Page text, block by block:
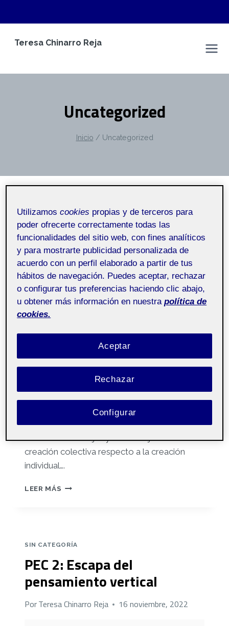
Teresa Chinarro Reja
Uncategorized
Inicio / Uncategorized
SIN CATEGORÍA|CONTENIDO AUTO GENERADO
Reto 4: ¡ Escapa del aula!
PorTeresa Chinarro Reja 27 diciembre, 2022
Técnicas de
creatividad e
Pública
riñonera y la valoración final.
Reflexión individual de 10 líneas sobre la
experiencia de co-creación. En ella deberás
abordar las ventajas y desventajas de la
creación colectiva respecto a la creación
individual….
LEER MÁS RETO
AULA!
SIN CATEGORÍA
PEC 2: Escapa del
pensamiento vertical
PorTeresa Chinarro Reja 16 noviembre, 2022
Utilizamoscookies propias y de terceros para
poder ofrecerte correctamente todas las
funcionalidades del sitio web, con fines analíticos
y para mostrarte publicidad personalizada de
acuerdo con un perfil elaborado a partir de tus
hábitos de navegación. Puedes aceptar, rechazar
o configurar tus preferencias haciendo clic abajo,
u obtener más información en nuestra política de
cookies.
Rechazar
Aceptar
Configurar